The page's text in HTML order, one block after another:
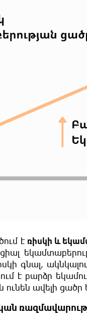
է ռիսկի և
գնալ,
է բարձր
ավելի ցածր